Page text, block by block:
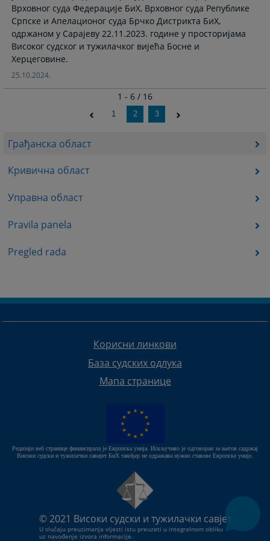
Грађанска област
Кривична област
Управна област
Pravila panela
Pregled rada
Врховног суда Федерације БиХ, Врховног суда Републике
Српске и Апелационог суда Брчко Дистрикта БиХ,
одржаном у Сарајеву 22.11.2023. године у просторијама
Високог судског и тужилачког вијећа Босне и
Херцеговине.
25.10.2024.
1 - 6 / 16
1 2 3
Корисни линкови
База судских одлука
Мапа странице
Редизајн веб странице финансирала је Европска унија. Искључиво је одговоран за његов садржај
Високи судски и тужилачки савијет БиХ такођер не одражава нужно ставове Европске уније.
© 2021 Високи судски и тужилачки савјет
U slučaju preuzimanja vijesti istu preuzeti u integralnom obliku
uz navođenje izvora informacije.